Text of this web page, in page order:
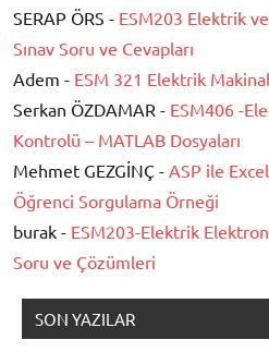
SERAP ÖRS - ESM203 Elektrik
Sınav Soru ve Cevapları
Adem - ESM 321 Elektrik
Serkan ÖZDAMAR - ESM406 -
Kontrolü – MATLAB Dosyaları
Mehmet GEZGİNÇ - ASP ile
Öğrenci Sorgulama Örneği
burak - ESM203-Elektrik
Soru ve Çözümleri
SON YAZILAR